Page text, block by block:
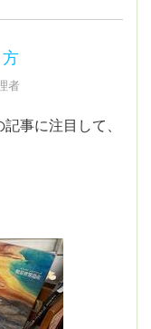
者
事に注目して、